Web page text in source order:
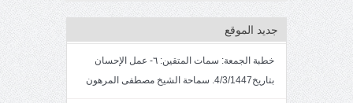
جديد الموقع
خطبة الجمعة: سمات المتقين: ٦- عمل الإحسان
بتاريخ4/3/1447. سماحة الشيخ مصطفى المرهون